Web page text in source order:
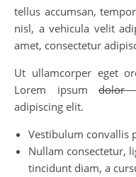
tellus accumsan,
nisl, a vehicula velit
amet, consectetur
Ut ullamcorper eget
Lorem ipsum dolor
adipiscing elit.
Vestibulum convallis
Nullam consectetur,
tincidunt diam, a